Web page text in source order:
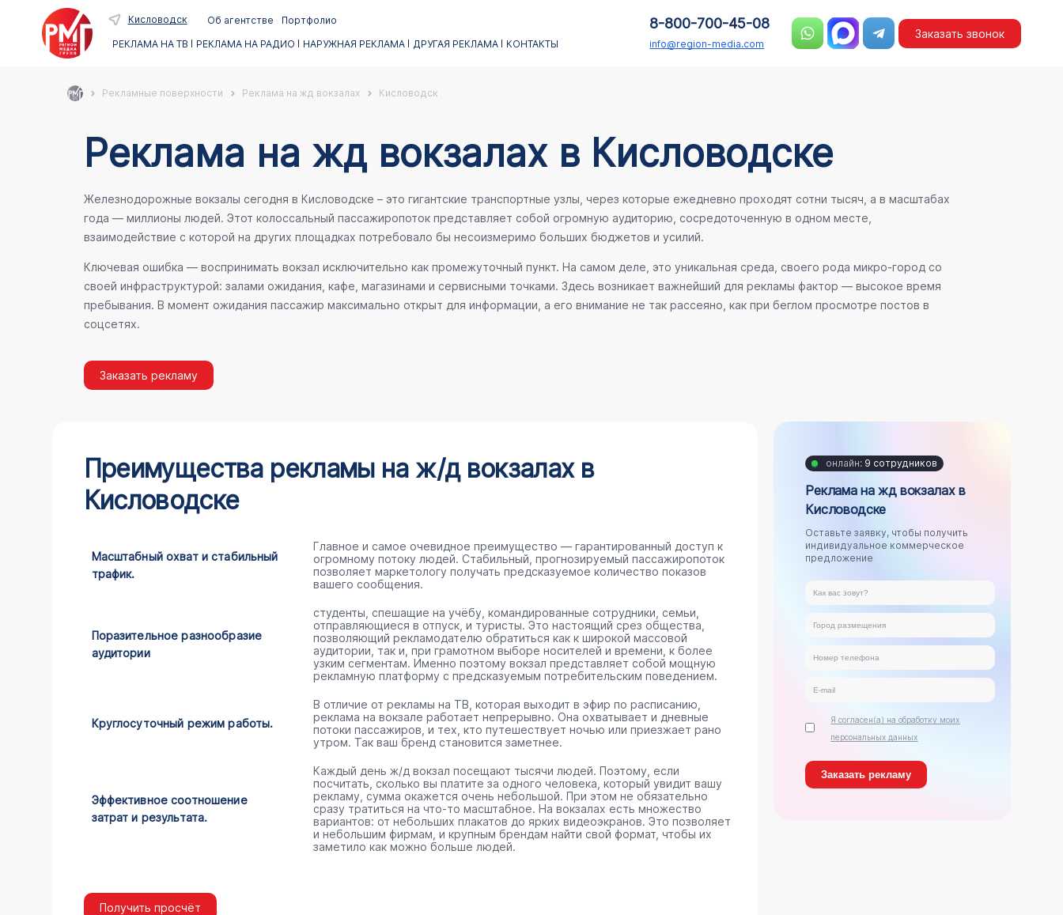
Кисловодск Об агентстве
Портфолио
РЕКЛАМА НА ТВ
РЕКЛАМА НА РАДИО НАРУЖНАЯ РЕКЛАМА ДРУГАЯ РЕКЛАМА КОНТАКТЫ
8-800-700-45-08
info@region-media.com
Заказать звонок
Рекламные поверхности Реклама на жд вокзалах Кисловодск
Реклама на жд вокзалах в Кисловодске
Железнодорожные вокзалы сегодня в Кисловодске – это гигантские транспортные узлы, через которые ежедневно проходят сотни тысяч, а в масштабах
года — миллионы людей. Этот колоссальный пассажиропоток представляет собой огромную аудиторию, сосредоточенную в одном месте,
взаимодействие с которой на других площадках потребовало бы несоизмеримо больших бюджетов и усилий.
Ключевая ошибка — воспринимать вокзал исключительно как промежуточный пункт. На самом деле, это уникальная среда, своего рода микро-город со
своей инфраструктурой: залами ожидания, кафе, магазинами и сервисными точками. Здесь возникает важнейший для рекламы фактор — высокое время
пребывания. В момент ожидания пассажир максимально открыт для информации, а его внимание не так рассеяно, как при беглом просмотре постов в
соцсетях.
Заказать рекламу
Преимущества рекламы на ж/д вокзалах в
Кисловодске
Масштабный охват и стабильный
трафик.
Главное и самое очевидное преимущество — гарантированный доступ к
огромному потоку людей. Стабильный, прогнозируемый пассажиропоток
позволяет маркетологу получать предсказуемое количество показов
вашего сообщения.
Поразительное разнообразие
аудитории
студенты, спешащие на учёбу, командированные сотрудники, семьи,
отправляющиеся в отпуск, и туристы. Это настоящий срез общества,
позволяющий рекламодателю обратиться как к широкой массовой
аудитории, так и, при грамотном выборе носителей и времени, к более
узким сегментам. Именно поэтому вокзал представляет собой мощную
рекламную платформу с предсказуемым потребительским поведением.
Круглосуточный режим работы.
В отличие от рекламы на ТВ, которая выходит в эфир по расписанию,
реклама на вокзале работает непрерывно. Она охватывает и дневные
потоки пассажиров, и тех, кто путешествует ночью или приезжает рано
утром. Так ваш бренд становится заметнее.
Эффективное соотношение
затрат и результата.
Каждый день ж/д вокзал посещают тысячи людей. Поэтому, если
посчитать, сколько вы платите за одного человека, который увидит вашу
рекламу, сумма окажется очень небольшой. При этом не обязательно
сразу тратиться на что-то масштабное. На вокзалах есть множество
вариантов: от небольших плакатов до ярких видеоэкранов. Это позволяет
и небольшим фирмам, и крупным брендам найти свой формат, чтобы их
заметило как можно больше людей.
Получить просчёт
онлайн: 9 сотрудников
Реклама на жд вокзалах в
Кисловодске
Оставьте заявку, чтобы получить
индивидуальное коммерческое
предложение
Я согласен(а) на обработку моих
персональных данных